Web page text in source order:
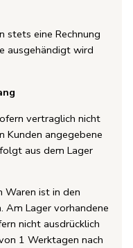
stets eine Rechnung
ausgehändigt wird
vertraglich nicht
Kunden angegebene
aus dem Lager
Waren ist in den
Am Lager vorhandene
nicht ausdrücklich
1 Werktagen nach